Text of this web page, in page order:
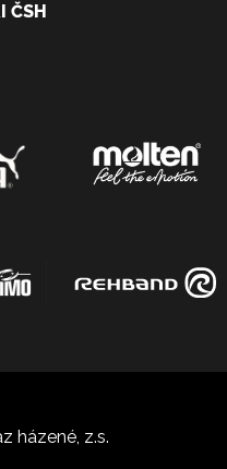
ČSH
házené, z.s.